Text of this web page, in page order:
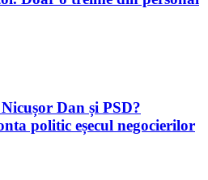
Dan și PSD?
politic eșecul negocierilor